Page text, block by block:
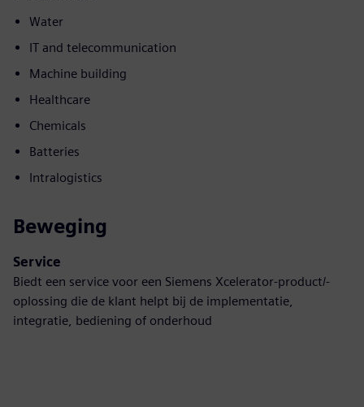
Water
IT and telecommunication
Machine building
Healthcare
Chemicals
Batteries
Intralogistics
Beweging
Service
Biedt een service voor een Siemens Xcelerator-product/-
oplossing die de klant helpt bij de implementatie,
integratie, bediening of onderhoud